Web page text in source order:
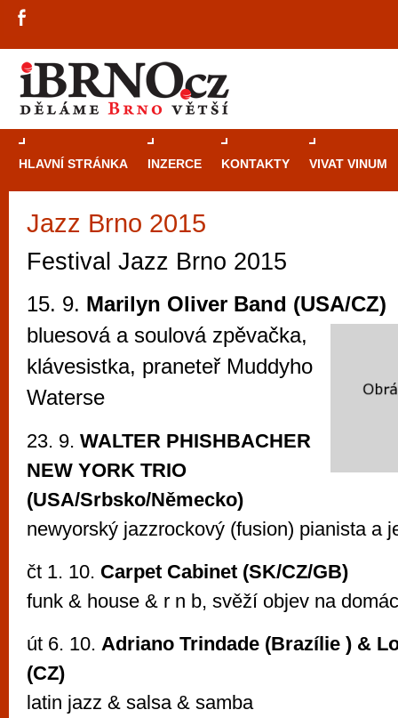
HLAVNÍ STRÁNKA INZERCE KONTAKTY VIVAT VINUM
Jazz Brno 2015
Festival Jazz Brno 2015
15. 9. Marilyn Oliver Band (USA/CZ)
bluesová a soulová zpěvačka,
klávesistka, praneteř Muddyho
Waterse
23. 9. WALTER PHISHBACHER
NEW YORK TRIO
(USA/Srbsko/Německo)
newyorský jazzrockový (fusion) pianista a
čt 1. 10. Carpet Cabinet (SK/CZ/GB)
funk & house & r n b, svěží objev na
út 6. 10. Adriano Trindade (Brazílie ) &
(CZ)
latin jazz & salsa & samba
Brně: Od
Brno je
zajímavé
restaurace,
Mimo jiné je ale také místem, kde si
metropoli naleznete širokou nabídku her
po moderní automaty jak pro pravidelné
příležitostné hráče. V...